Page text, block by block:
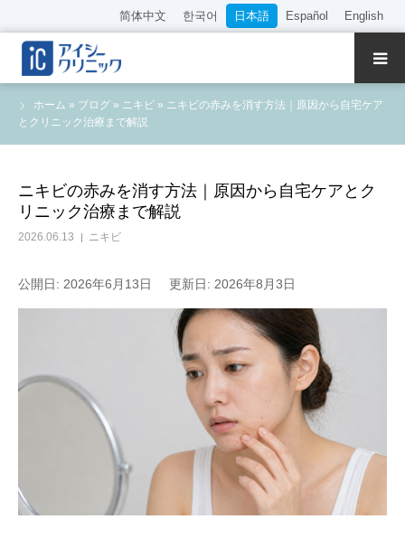
简体中文 한국어 日本語 Español English
ホーム » ブログ » ニキビ » ニキビの赤みを消す方法｜原因から自宅ケア
とクリニック治療まで解説
ニキビの赤みを消す方法｜原因から自宅ケアとク
リニック治療まで解説
2026.06.13 ニキビ
公開日: 2026年6月13日 更新日: 2026年8月3日
クリニック紹介
診療内容
WEB予約
料金表
採用情報